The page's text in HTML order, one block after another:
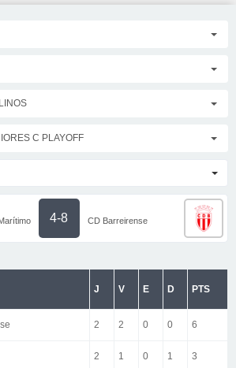
C PLAYOFF
4-8 CD Barreirense
J V E D PTS
2 2 0 0 6
2 1 0 1 3